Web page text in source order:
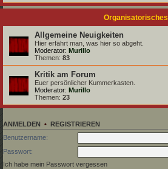
Organisatorisches
Allgemeine Neuigkeiten
Hier erfährt man, was hier so abgeht.
Moderator: Murillo
Themen: 83
Kritik am Forum
Euer persönlicher Kummerkasten.
Moderator: Murillo
Themen: 23
ANMELDEN • REGISTRIEREN
Benutzername:
Passwort:
Ich habe mein Passwort vergessen